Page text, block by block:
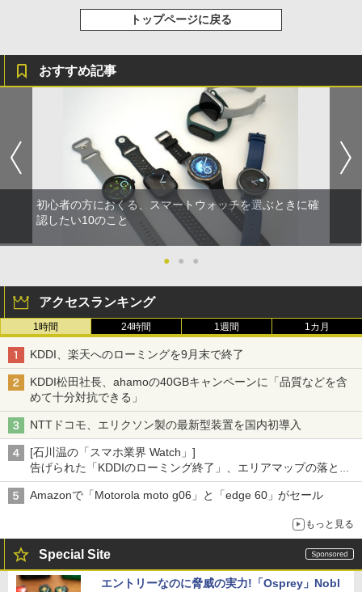
トップページに戻る
おすすめ記事
初心者の方におくる、スマートウォッチを選ぶときに確
認したい10のこと
● ● ●
アクセスランキング
1時間 24時間 1週間 1カ月
KDDI、楽天へのローミングを9月末で終了
KDDI松田社長、ahamoの40GBキャンペーンに「品質などを含
めて十分対抗できる」
NTTドコモ、エリクソン製の最新型装置を国内初導入
[石川温の「スマホ業界 Watch」]
告げられた「KDDIのローミング終了」、エリアマップの落とし
穴と楽天モバイルの課題
Amazonで「Motorola moto g06」と「edge 60」がセール
もっと見る
Special Site
エントリーなのに脅威の実力!「Osprey」Nobl